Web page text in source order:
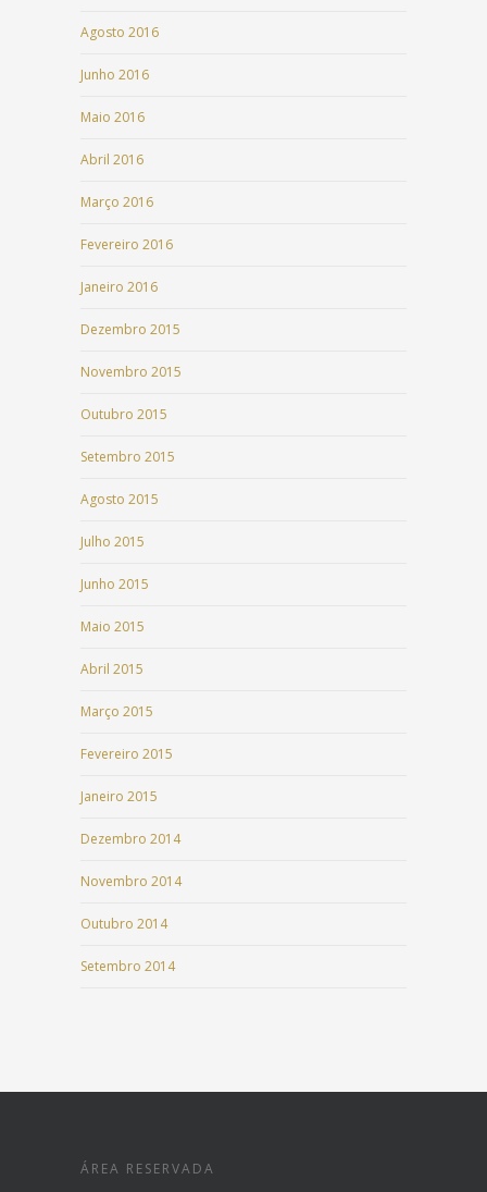
Agosto 2016
Junho 2016
Maio 2016
Abril 2016
Março 2016
Fevereiro 2016
Janeiro 2016
Dezembro 2015
Novembro 2015
Outubro 2015
Setembro 2015
Agosto 2015
Julho 2015
Junho 2015
Maio 2015
Abril 2015
Março 2015
Fevereiro 2015
Janeiro 2015
Dezembro 2014
Novembro 2014
Outubro 2014
Setembro 2014
ÁREA RESERVADA